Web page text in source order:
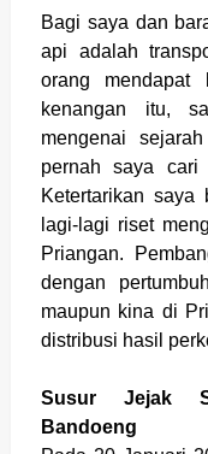
Bagi saya dan
api adalah
orang
kenangan itu,
mengenai
pernah saya
Ketertarikan saya
lagi-lagi riset
Priangan.
dengan
maupun kina di
distribusi hasil
Susur Jejak
Bandoeng